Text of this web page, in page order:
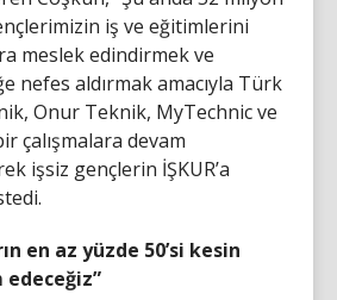
iş ve eğitimlerini
meslek edindirmek ve
nefes aldırmak amacıyla Türk
Onur Teknik, MyTechnic ve
çalışmalara devam
işsiz gençlerin İŞKUR’a
en az yüzde 50’si kesin